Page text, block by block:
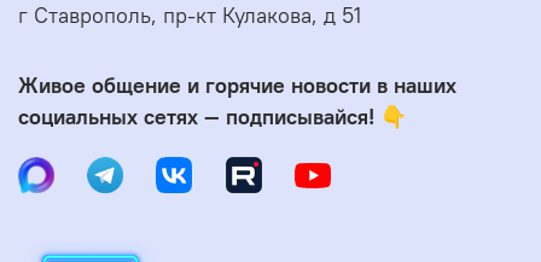
г Ставрополь, пр-кт Кулакова, д 51
Живое общение и горячие новости в наших
социальных сетях — подписывайся! 👇